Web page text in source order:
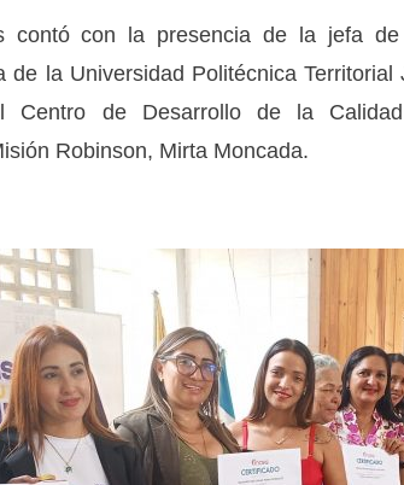
contó con la presencia de la jefa
de la Universidad Politécnica
Centro de Desarrollo de la
Robinson, Mirta Moncada.